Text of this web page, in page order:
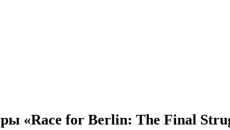
«Race for Berlin: The Final